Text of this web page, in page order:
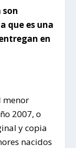
son
que es una
en
menor
2007, o
y copia
nacidos